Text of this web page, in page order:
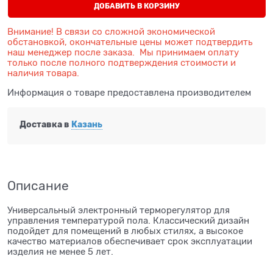
ДОБАВИТЬ В КОРЗИНУ
Внимание! В связи со сложной экономической
обстановкой, окончательные цены может подтвердить
наш менеджер после заказа. Мы принимаем оплату
только после полного подтверждения стоимости и
наличия товара.
Информация о товаре предоставлена производителем
Доставка в Казань
Описание
Универсальный электронный терморегулятор для
управления температурой пола. Классический дизайн
подойдет для помещений в любых стилях, а высокое
качество материалов обеспечивает срок эксплуатации
изделия не менее 5 лет.